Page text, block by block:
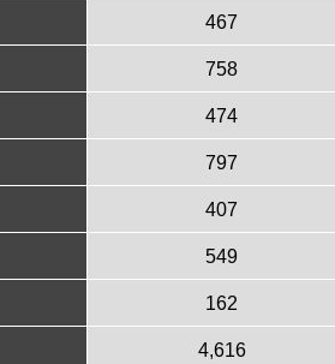
467
758
474
797
407
549
162
4,616